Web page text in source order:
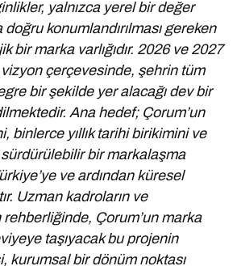
yalnızca yerel bir değer
konumlandırılması gereken
bir marka varlığıdır. 2026 ve 2027
vizyon çerçevesinde, şehrin tüm
bir şekilde yer alacağı dev bir
Ana hedef; Çorum’un
binlerce yıllık tarihi birikimini ve
bir markalaşma
ve ardından küresel
Uzman kadroların ve
Çorum’un marka
taşıyacak bu projenin
kurumsal bir dönüm noktası